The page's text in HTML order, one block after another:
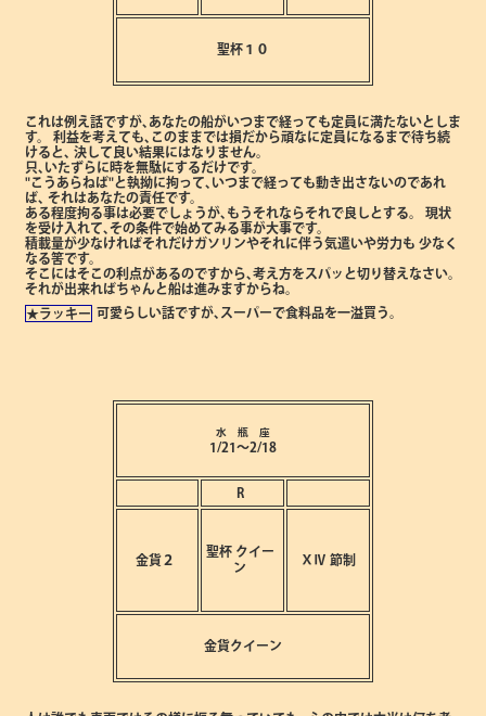
聖杯１０
これは例え話ですが､あなたの船がいつまで経っても定員に満たないとしま
す。
利益を考えても､このままでは損だから頑なに定員になるまで待ち続
けると､ 決して良い結果にはなりません。
只､いたずらに時を無駄にするだけです。
"こうあらねば"と執拗に拘って､いつまで経っても動き出さないのであれ
ば､ それはあなたの責任です。
ある程度拘る事は必要でしょうが､もうそれならそれで良しとする。
現状
を受け入れて､その条件で始めてみる事が大事です。
積載量が少なければそれだけガソリンやそれに伴う気遣いや労力も 少なく
なる筈です。
そこにはそこの利点があるのですから､考え方をスパッと切り替えなさい。
それが出来ればちゃんと船は進みますからね。
★ラッキー 可愛らしい話ですが､スーパーで食料品を一溢買う。
水 瓶 座
1/21～2/18
R
金貨２
聖杯クイー
ン
ⅩⅣ 節制
金貨クイーン